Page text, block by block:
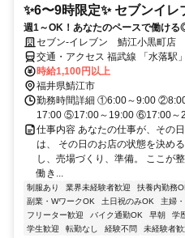
✨6〜9時限定✨ セブンイ
週1～OK！あなたのペースで働け
セブン-イレブン 鯖江小黒町店
交通・アクセス 福武線 「水落駅
時給1,100円以上
福井県鯖江市
勤務時間詳細 ①6:00～9:00
17:00 ⑤17:00～19:00 ⑥17:00～
仕事内容 あなたの仕事が、その
は、 その日のお店の状態を決め
し、売場づくり、準備。 ここが
働き...
制服あり 業界未経験者歓迎 扶養内勤務
副業・WワークOK
土日祝のみOK 主婦
フリーター歓迎
バイク通勤OK 早朝 学
学生歓迎
転勤なし 経験不問 未経験者歓